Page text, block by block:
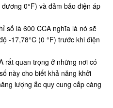
0°F) và đảm bảo điện áp
số là 600 CCA nghĩa là nó sẽ
-17,78°C (0 °F) trước khi điện
rất quan trọng ở những nơi có
này cho biết khả năng khởi
lượng ắc quy cung cấp càng